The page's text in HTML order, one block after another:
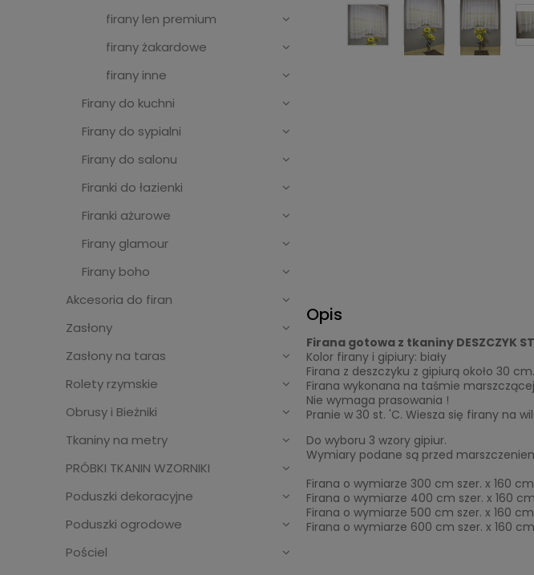
firany len premium
firany żakardowe
firany inne
Firany do kuchni
Firany do sypialni
Firany do salonu
Firanki do łazienki
Firanki ażurowe
Firany glamour
Firany boho
Akcesoria do firan
Zasłony
Zasłony na taras
Rolety rzymskie
Obrusy i Bieżniki
Tkaniny na metry
PRÓBKI TKANIN WZORNIKI
Poduszki dekoracyjne
Poduszki ogrodowe
Pościel
Opis
Firana gotowa z tkaniny DESZCZYK
Kolor firany i gipiury: biały
Firana z deszczyku z gipiurą około 30 cm.
Firana wykonana na taśmie
Nie wymaga prasowania !
Pranie w 30 st. 'C. Wiesza się firany na
Do wyboru 3 wzory gipiur.
Wymiary podane są przed
Firana o wymiarze 300 cm szer. x 160
Firana o wymiarze 400 cm szer. x 160
Firana o wymiarze 500 cm szer. x 160
Firana o wymiarze 600 cm szer. x 160